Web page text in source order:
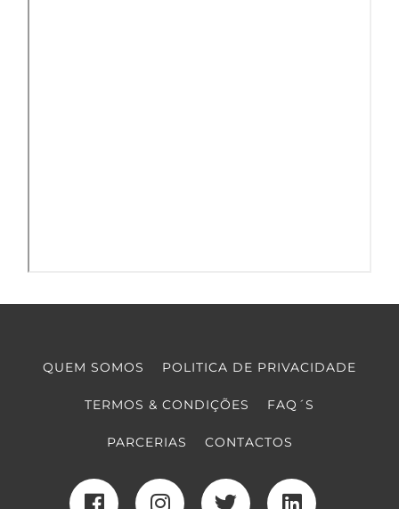
QUEM SOMOS POLITICA DE PRIVACIDADE
TERMOS & CONDIÇÕES FAQ´S
PARCERIAS CONTACTOS